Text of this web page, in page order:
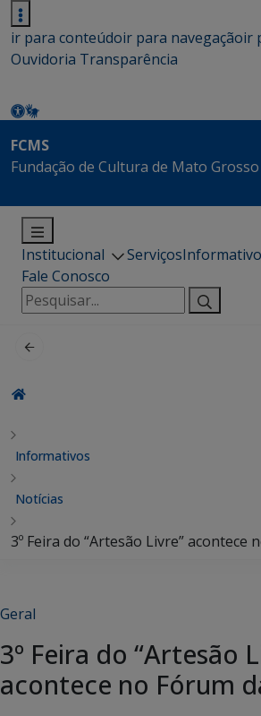
ir para conteúdoir para navegaçãoir
Ouvidoria Transparência
FCMS
Fundação de Cultura de Mato
Institucional Serviços
Fale Conosco
Pesquisar
por:
Informativos
Notícias
3º Feira do “Artesão Livre” acontece
Geral
3º Feira do “Artesão
acontece no Fórum